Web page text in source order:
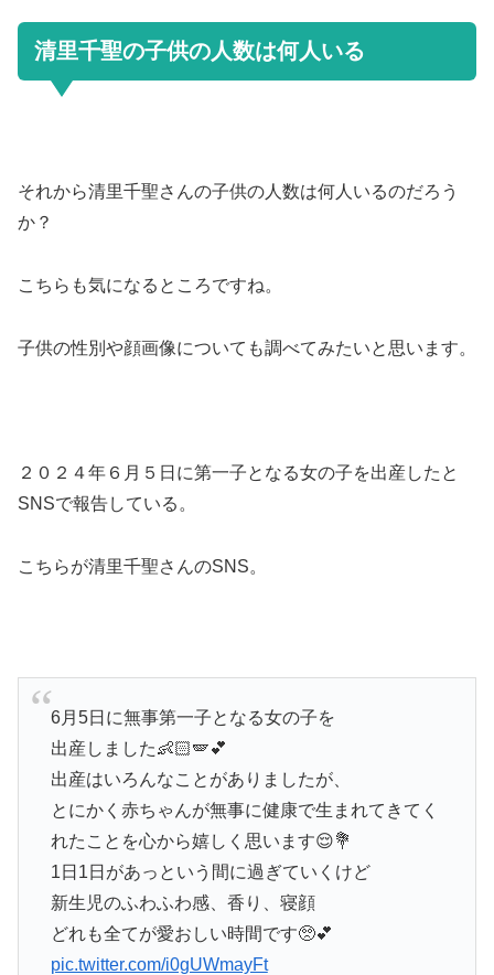
清里千聖の子供の人数は何人いる
それから清里千聖さんの子供の人数は何人いるのだろう
か？
こちらも気になるところですね。
子供の性別や顔画像についても調べてみたいと思います。
２０２４年６月５日に第一子となる女の子を出産したと
SNSで報告している。
こちらが清里千聖さんのSNS。
6月5日に無事第一子となる女の子を
出産しました👶🏻🪽💕
出産はいろんなことがありましたが、
とにかく赤ちゃんが無事に健康で生まれてきてく
れたことを心から嬉しく思います😌💐
1日1日があっという間に過ぎていくけど
新生児のふわふわ感、香り、寝顔
どれも全てが愛おしい時間です🥺💕
pic.twitter.com/i0gUWmayFt